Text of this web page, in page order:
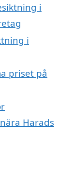
i
i
priset på
Harads